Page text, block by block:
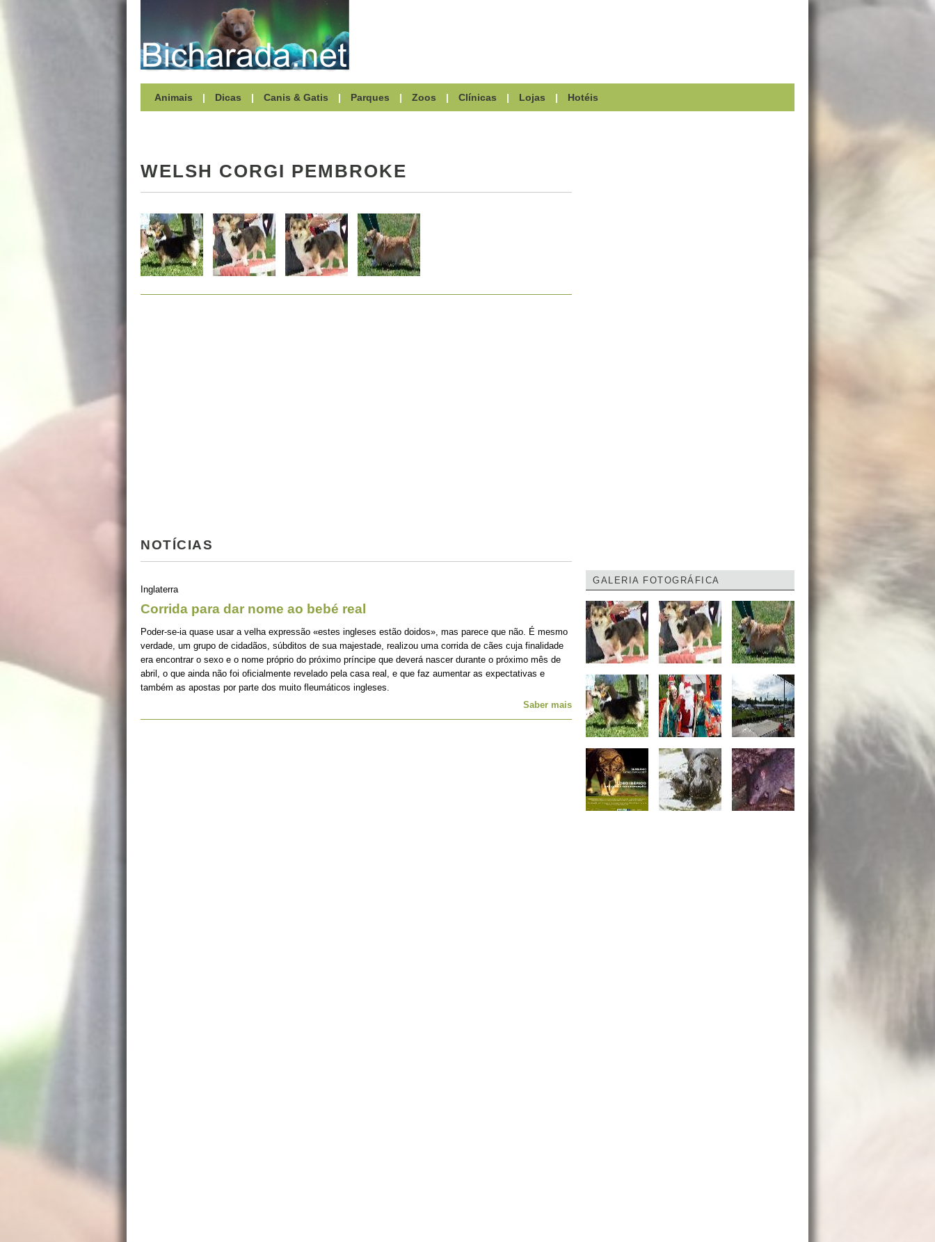
Animais | Dicas | Canis & Gatis | Parques | Zoos | Clínicas | Lojas | Hotéis
WELSH CORGI PEMBROKE
NOTÍCIAS
Inglaterra
Corrida para dar nome ao bebé real
Poder-se-ia quase usar a velha expressão «estes ingleses estão doidos», mas parece que não. É mesmo
verdade, um grupo de cidadãos, súbditos de sua majestade, realizou uma corrida de cães cuja finalidade
era encontrar o sexo e o nome próprio do próximo príncipe que deverá nascer durante o próximo mês de
abril, o que ainda não foi oficialmente revelado pela casa real, e que faz aumentar as expectativas e
também as apostas por parte dos muito fleumáticos ingleses.
Saber mais
GALERIA FOTOGRÁFICA